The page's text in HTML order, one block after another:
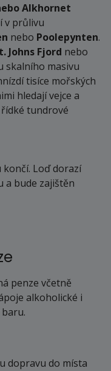
Alkhornet
v průlivu
nebo Poolepynten.
Johns Fjord nebo
skalního masivu
tisíce mořských
hledají vejce a
tundrové
Loď dorazí
a bude zajištěn
penze včetně
alkoholické i
dopravu do místa